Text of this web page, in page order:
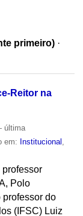
primeiro) ·
Reitor na
última
em: Institucional
professor
Polo
professor do
(IFSC) Luiz